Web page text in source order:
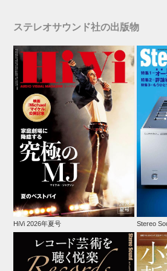
ステレオサウンド社の出版物
HiVi 2026年夏号 Stereo